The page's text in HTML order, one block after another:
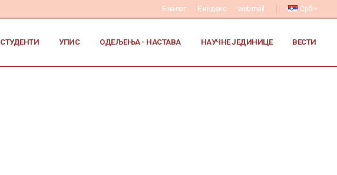
Е-налог Е-индекс webmail Срб
СТУДЕНТИ УПИС ОДЕЉЕЊА - НАСТАВА НАУЧНЕ ЈЕДИНИЦЕ ВЕСТИ